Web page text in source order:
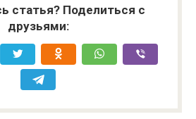
статья? Поделиться с
друзьями: